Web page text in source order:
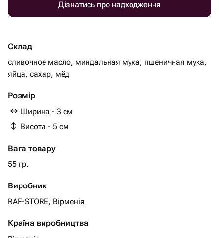
Дізнатись про надходження
Склад
сливочное масло, миндальная мука, пшеничная мука,
яйца, сахар, мёд
Розмір
Ширина - 3 см
Висота - 5 см
Вага товару
55 гр.
Виробник
RAF-STORE, Вірменія
Країна виробництва